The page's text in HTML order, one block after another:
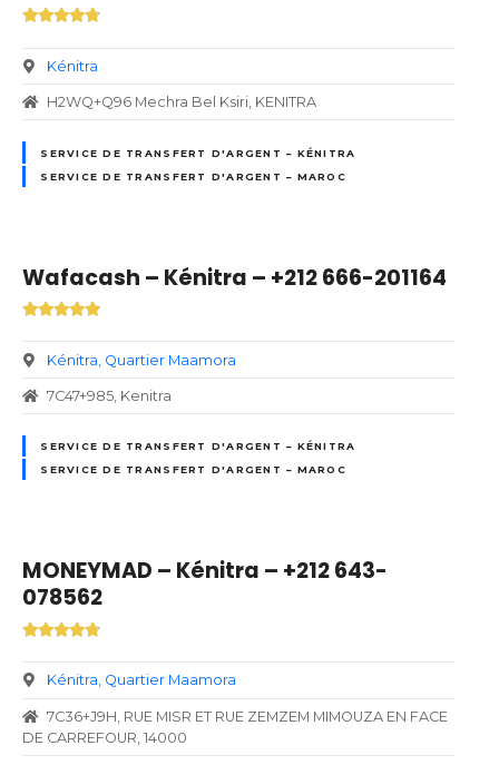
Kénitra
H2WQ+Q96 Mechra Bel Ksiri, KENITRA
SERVICE DE TRANSFERT D'ARGENT – KÉNITRA
SERVICE DE TRANSFERT D'ARGENT – MAROC
Wafacash – Kénitra – +212 666-201164
Kénitra Quartier Maamora
7C47+985, Kenitra
SERVICE DE TRANSFERT D'ARGENT – KÉNITRA
SERVICE DE TRANSFERT D'ARGENT – MAROC
MONEYMAD – Kénitra – +212 643-
078562
Kénitra Quartier Maamora
7C36+J9H, RUE MISR ET RUE ZEMZEM MIMOUZA EN FACE
DE CARREFOUR, 14000